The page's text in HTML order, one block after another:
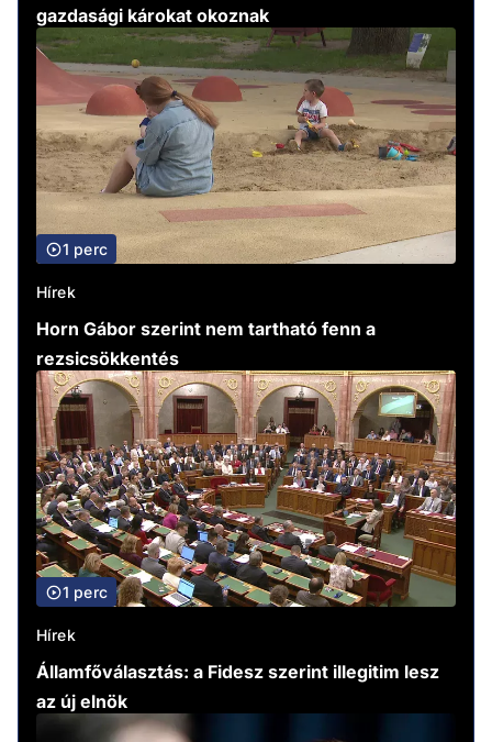
gazdasági károkat okoznak
1 perc
Hírek
Horn Gábor szerint nem tartható fenn a
rezsicsökkentés
1 perc
Hírek
Államfőválasztás: a Fidesz szerint illegitim lesz
az új elnök